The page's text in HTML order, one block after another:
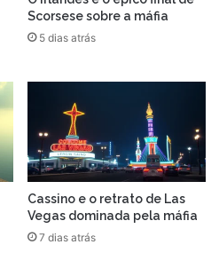
Scorsese sobre a máfia
5 dias atrás
Cassino e o retrato de Las
Vegas dominada pela máfia
7 dias atrás